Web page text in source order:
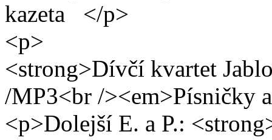
kazeta </p>
<strong>Dívčí kvartet
/MP3<br /><em>Písničky
<p>Dolejší E. a P.: